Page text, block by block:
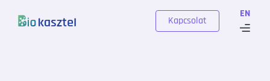
EN
Kapcsolat